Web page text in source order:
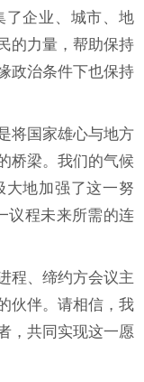
了企业、城市、地
的力量，帮助保持
政治条件下也保持
将国家雄心与地方
桥梁。我们的气候
地加强了这一努
议程未来所需的连
程、缔约方会议主
伙伴。请相信，我
，共同实现这一愿